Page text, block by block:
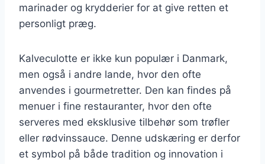
marinader og krydderier for at give retten et
personligt præg.
Kalveculotte er ikke kun populær i Danmark,
men også i andre lande, hvor den ofte
anvendes i gourmetretter. Den kan findes på
menuer i fine restauranter, hvor den ofte
serveres med eksklusive tilbehør som trøfler
eller rødvinssauce. Denne udskæring er derfor
et symbol på både tradition og innovation i